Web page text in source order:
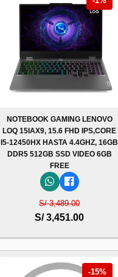
NOTEBOOK GAMING LENOVO
LOQ 15IAX9, 15.6 FHD IPS,CORE
I5-12450HX HASTA 4.4GHZ, 16GB
DDR5 512GB SSD VIDEO 6GB
FREE
S/ 3,489.00
S/ 3,451.00
-15%